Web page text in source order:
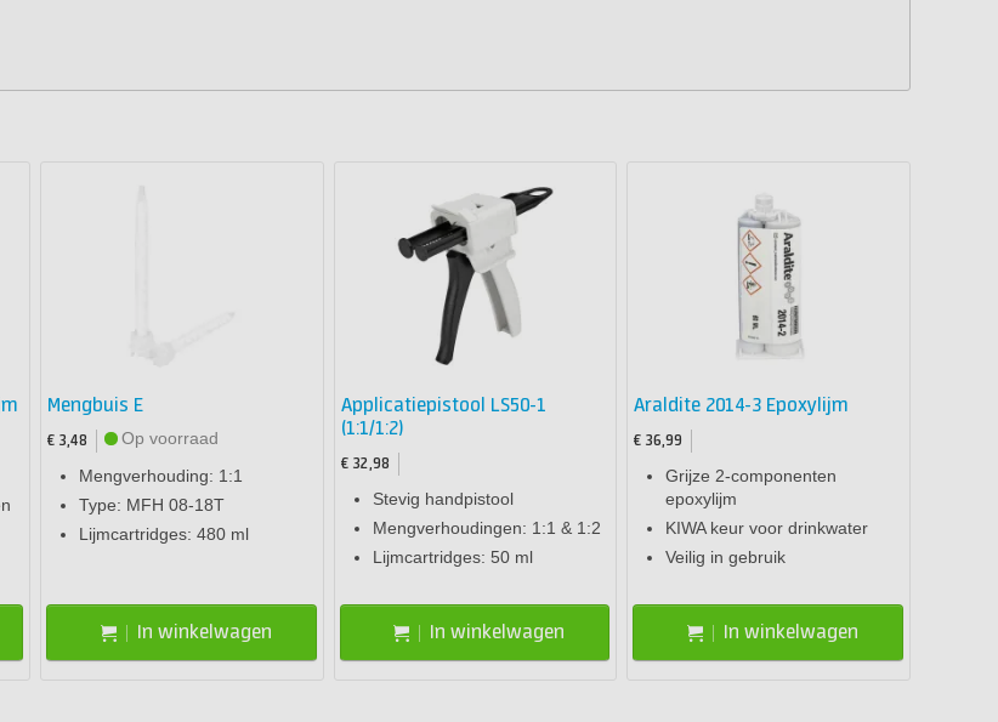
Mengbuis E
€ 3,48
Op voorraad
Mengverhouding: 1:1
Type: MFH 08-18T
Lijmcartridges: 480 ml
In winkelwagen
Applicatiepistool LS50-1
(1:1/1:2)
€ 32,98
Stevig handpistool
Mengverhoudingen: 1:1 & 1:2
Lijmcartridges: 50 ml
In winkelwagen
Araldite 2014-3 Epoxylijm
€ 36,99
Grijze 2-componenten
epoxylijm
KIWA keur voor drinkwater
Veilig in gebruik
In winkelwagen